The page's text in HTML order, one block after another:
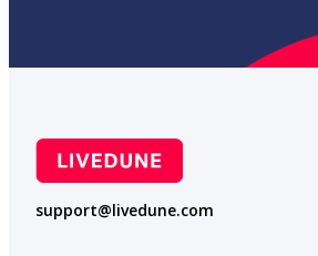
support@livedune.com